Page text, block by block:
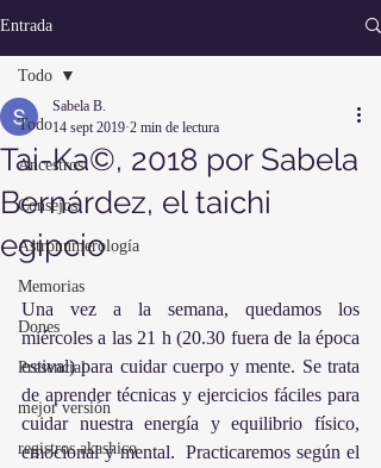
Entrada
Todo
Ancestros
Consejos
Astronumerología
Memorias
Dones
Presencial
mejor versión
registros akashico
Todo
Tai-Ka©, 2018 por Sabela
Bernárdez, el taichi
egipcio
Sabela B.
14 sept 2019 2 min de lectura
Una vez a la semana, quedamos los
miércoles a las 21 h (20.30 fuera de la época
estival) para cuidar cuerpo y mente. Se trata
de aprender técnicas y ejercicios fáciles para
cuidar nuestra energía y equilibrio físico,
emocional y mental.  Practicaremos según el